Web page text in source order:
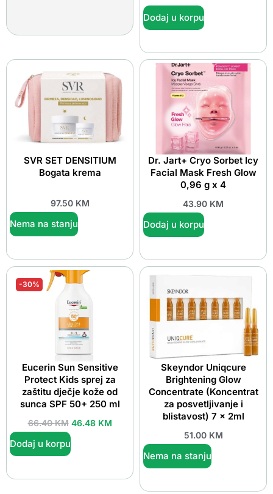
Dodaj u korpu
SVR SET DENSITIUM
Bogata krema
97.50 KM
Nema na stanju
Dr. Jart+ Cryo Sorbet Icy
Facial Mask Fresh Glow
0,96 g x 4
43.90 KM
Dodaj u korpu
-30%
Eucerin Sun Sensitive
Protect Kids sprej za
zaštitu dječje kože od
sunca SPF 50+ 250 ml
66.40KM 46.48 KM
Dodaj u korpu
Skeyndor Uniqcure
Brightening Glow
Concentrate (Koncentrat
za posvetljivanje i
blistavost) 7 x 2ml
51.00 KM
Nema na stanju